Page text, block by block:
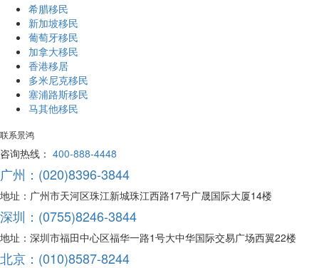
希腊移民
新加坡移民
葡萄牙移民
加拿大移民
香港移居
多米尼克移民
塞浦路斯移民
马其他移民
联系景鸿
咨询热线： 400-888-4448
广州：(020)8396-3844
地址：广州市天河区珠江新城珠江西路17号广晟国际大厦14楼
深圳：(0755)8246-3844
地址：深圳市福田中心区福华一路1号大中华国际交易广场西翼22楼
北京：(010)8587-8244